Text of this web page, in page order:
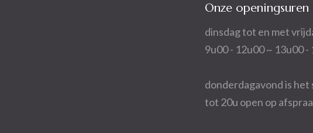
Onze openingsuren
dinsdag tot en met
9u00 - 12u00 ~ 13u00 -
donderdagavond is het
tot 20u open op